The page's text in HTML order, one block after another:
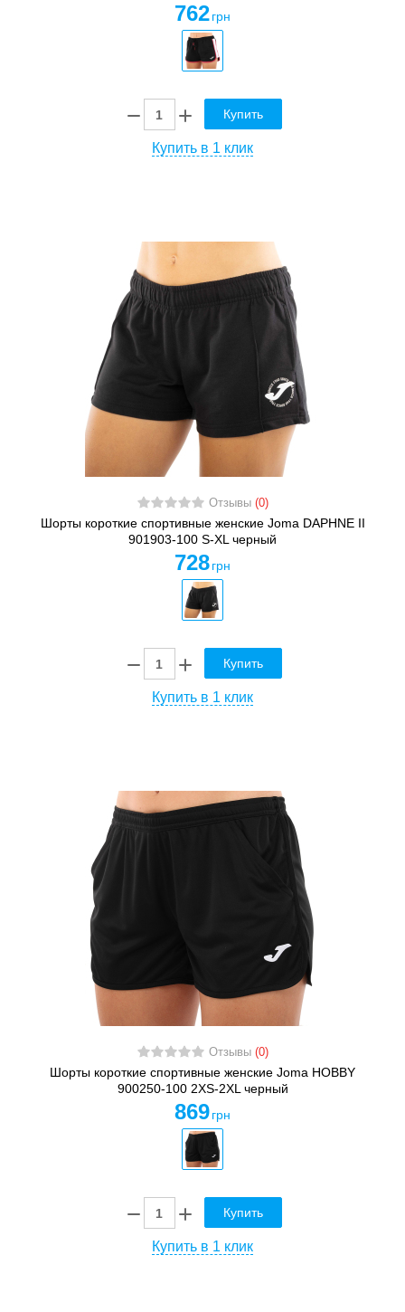
762 грн
Купить
Купить в 1 клик
Отзывы (0)
Шорты короткие спортивные женские Joma DAPHNE II
901903-100 S-XL черный
728 грн
Купить
Купить в 1 клик
Отзывы (0)
Шорты короткие спортивные женские Joma HOBBY
900250-100 2XS-2XL черный
869 грн
Купить
Купить в 1 клик